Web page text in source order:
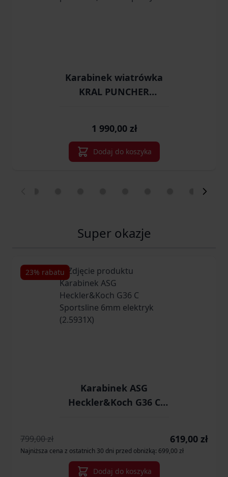
Karabinek wiatrówka
KRAL PUNCHER
1 990,00 zł
Dodaj do koszyka
Super okazje
23% rabatu
Karabinek ASG
Heckler&Koch G36 C
799,00 zł Cena
619,00 zł
Najniższa cena z ostatnich 30 dni przed obniżką: 699,00 zł
Dodaj do koszyka